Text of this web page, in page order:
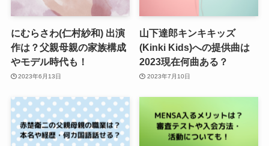
にむらさわ(仁村紗和) 出演
作は？父親母親の家族構成
やモデル時代も！
2023年6月13日
山下達郎キンキキッズ
(Kinki Kids)への提供曲は
2023現在何曲ある？
2023年7月10日